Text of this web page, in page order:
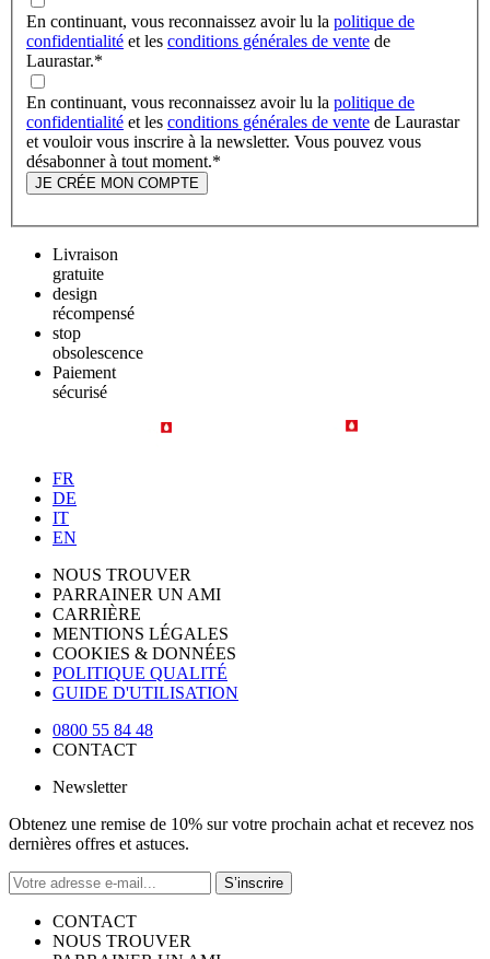
En continuant, vous reconnaissez avoir lu la politique de
confidentialité et les conditions générales de vente de
Laurastar.*
En continuant, vous reconnaissez avoir lu la politique de
confidentialité et les conditions générales de vente de Laurastar
et vouloir vous inscrire à la newsletter. Vous pouvez vous
désabonner à tout moment.*
JE CRÉE MON COMPTE
Livraison
gratuite
design
récompensé
stop
obsolescence
Paiement
sécurisé
FR
DE
IT
EN
NOUS TROUVER
PARRAINER UN AMI
CARRIÈRE
MENTIONS LÉGALES
COOKIES & DONNÉES
POLITIQUE QUALITÉ
GUIDE D'UTILISATION
0800 55 84 48
CONTACT
Newsletter
Obtenez une remise de 10% sur votre prochain achat et recevez nos
dernières offres et astuces.
S’inscrire
CONTACT
NOUS TROUVER